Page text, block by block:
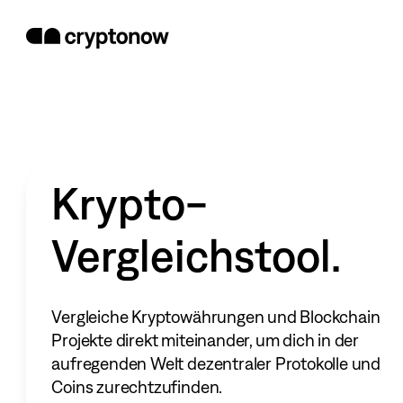
Krypto-
Vergleichstool.
Vergleiche Kryptowährungen und Blockchain
Projekte direkt miteinander, um dich in der
aufregenden Welt dezentraler Protokolle und
Coins zurechtzufinden.